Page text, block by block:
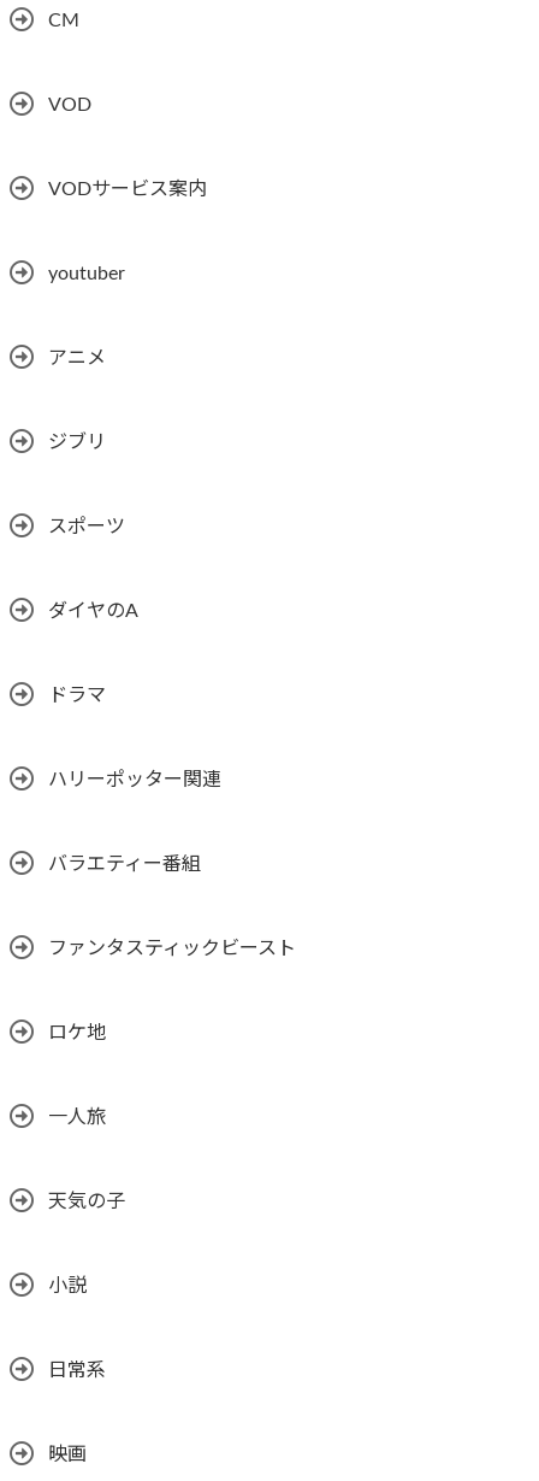
CM
VOD
VODサービス案内
youtuber
アニメ
ジブリ
スポーツ
ダイヤのA
ドラマ
ハリーポッター関連
バラエティー番組
ファンタスティックビースト
ロケ地
一人旅
天気の子
小説
日常系
映画